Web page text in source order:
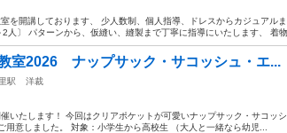
を開講しております、 少人数制、個人指導、ドレスからカジュアル
人〕 パターンから、仮縫い、縫製まで丁寧に指導にいたします、 着物
室2026 ナップサック・サコッシュ・エ...
駅
洋裁
いたします！ 今回はクリアポケットが可愛いナップサック・サコッ
用意しました。 対象：小学生から高校生 （大人と一緒なら幼児...